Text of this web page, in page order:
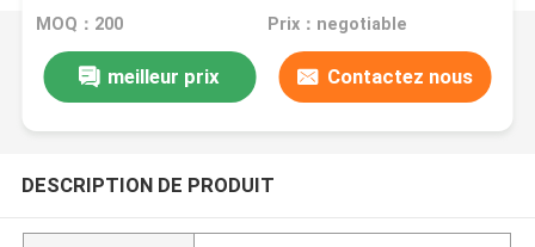
aucune fuite pour des femmes des hommes
MOQ：200 Prix：negotiable
meilleur prix Contactez nous
DESCRIPTION DE PRODUIT